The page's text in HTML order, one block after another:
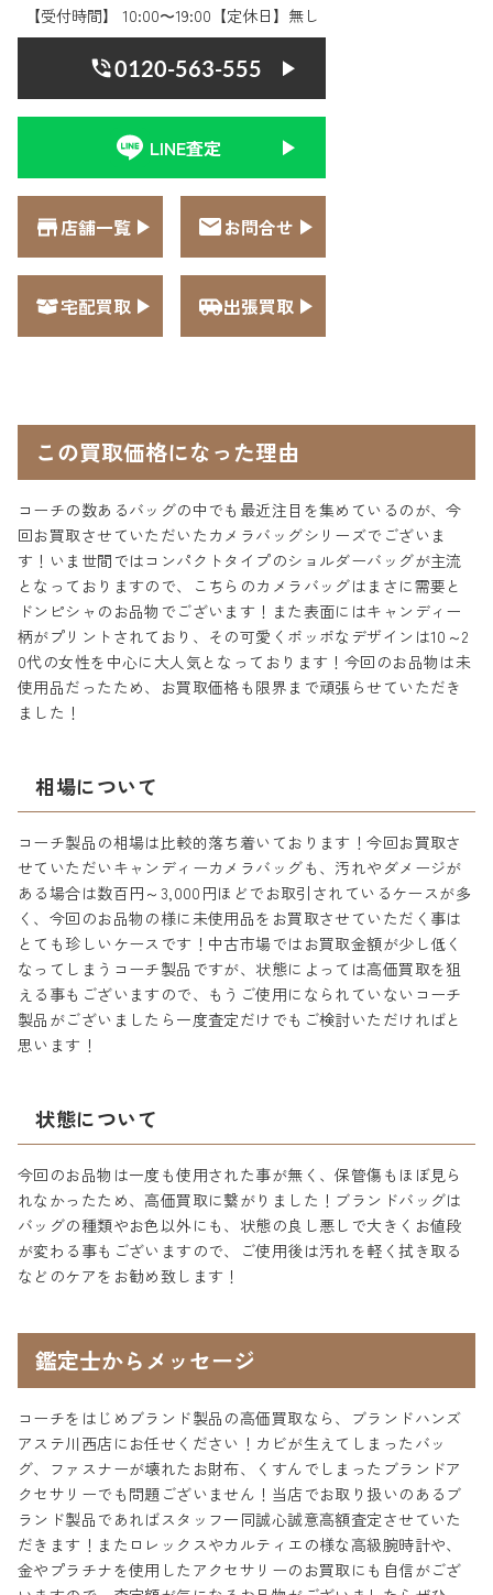
【受付時間】 10:00〜19:00【定休日】無し
0120-563-555
LINE査定
店舗一覧 お問合せ
宅配買取 出張買取
この買取価格になった理由
コーチの数あるバッグの中でも最近注目を集めているのが、今
回お買取させていただいたカメラバッグシリーズでございま
す！いま世間ではコンパクトタイプのショルダーバッグが主流
となっておりますので、こちらのカメラバッグはまさに需要と
ドンピシャのお品物でございます！また表面にはキャンディー
柄がプリントされており、その可愛くポッポなデザインは10～2
0代の女性を中心に大人気となっております！今回のお品物は未
使用品だったため、お買取価格も限界まで頑張らせていただき
ました！
相場について
コーチ製品の相場は比較的落ち着いております！今回お買取さ
せていただいキャンディーカメラバッグも、汚れやダメージが
ある場合は数百円～3,000円ほどでお取引されているケースが多
く、今回のお品物の様に未使用品をお買取させていただく事は
とても珍しいケースです！中古市場ではお買取金額が少し低く
なってしまうコーチ製品ですが、状態によっては高価買取を狙
える事もございますので、もうご使用になられていないコーチ
製品がございましたら一度査定だけでもご検討いただければと
思います！
状態について
今回のお品物は一度も使用された事が無く、保管傷もほぼ見ら
れなかったため、高価買取に繋がりました！ブランドバッグは
バッグの種類やお色以外にも、状態の良し悪しで大きくお値段
が変わる事もございますので、ご使用後は汚れを軽く拭き取る
などのケアをお勧め致します！
鑑定士からメッセージ
コーチをはじめブランド製品の高価買取なら、ブランドハンズ
アステ川西店にお任せください！カビが生えてしまったバッ
グ、ファスナーが壊れたお財布、くすんでしまったブランドア
クセサリーでも問題ございません！当店でお取り扱いのあるブ
ランド製品であればスタッフ一同誠心誠意高額査定させていた
だきます！またロレックスやカルティエの様な高級腕時計や、
金やプラチナを使用したアクセサリーのお買取にも自信がござ